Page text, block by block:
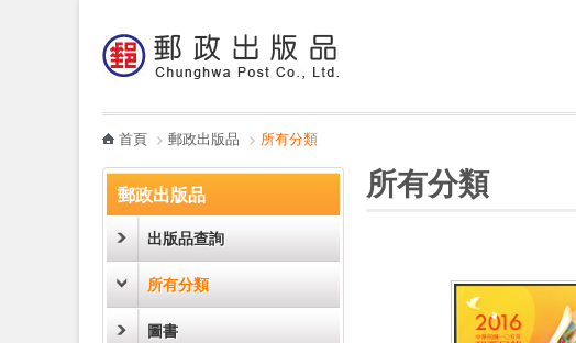
哪裡買
首頁 > 郵政出版品 > 所有分類
郵政出版品
出版品查詢
所有分類
圖書
所有分類